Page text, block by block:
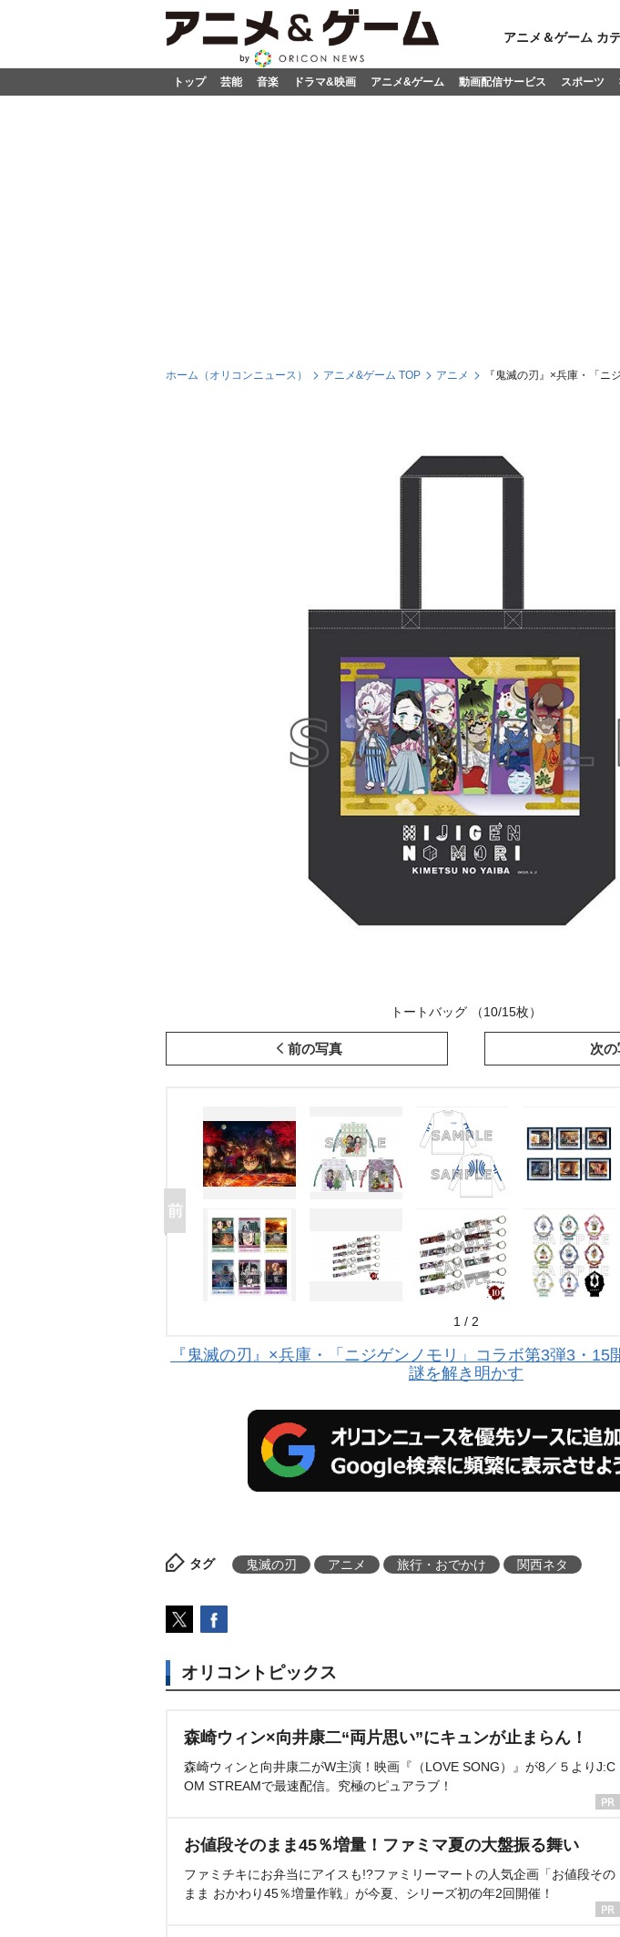
アニメ＆ゲーム カ
トップ 芸能 音楽 ドラマ&映画 アニメ&ゲーム 動画配信サービス スポーツ
ホーム（オリコンニュース） アニメ&ゲーム TOP アニメ 『鬼滅の刃』×兵庫・「
トートバッグ （10/15枚）
前の写真 次
1 / 2
『鬼滅の刃』×兵庫・「ニジゲンノモリ」コラボ第3弾3・15
謎を解き明かす
タグ 鬼滅の刃 アニメ 旅行・おでかけ 関西ネタ
オリコントピックス
森崎ウィン×向井康二“両片思い”にキュンが止まらん！
森崎ウィンと向井康二がW主演！映画『（LOVE SONG）』が8／５よりJ:C
OM STREAMで最速配信。究極のピュアラブ！
お値段そのまま45％増量！ファミマ夏の大盤振る舞い
ファミチキにお弁当にアイスも!?ファミリーマートの人気企画「お値段その
まま おかわり45％増量作戦」が今夏、シリーズ初の年2回開催！